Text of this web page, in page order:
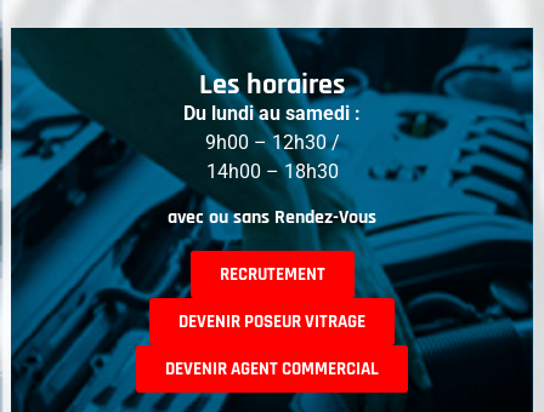
Les horaires
Du lundi au samedi :
9h00 – 12h30 /
14h00 – 18h30
avec ou sans Rendez-Vous
RECRUTEMENT
DEVENIR POSEUR VITRAGE
DEVENIR AGENT COMMERCIAL